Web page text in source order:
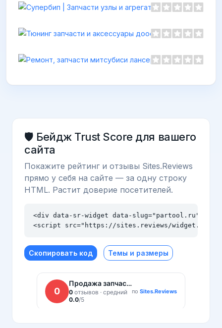
Ремонт,
https://
🛡️ Бейдж Trust Score для вашего
сайта
Покажите рейтинг и отзывы Sites.Reviews
прямо у себя на сайте — за одну строку
HTML. Растит доверие посетителей.
<div data-sr-widget data-slug="partool.ru"
<script src="https://sites.reviews/widget.js"
Скопировать код Темы и размеры